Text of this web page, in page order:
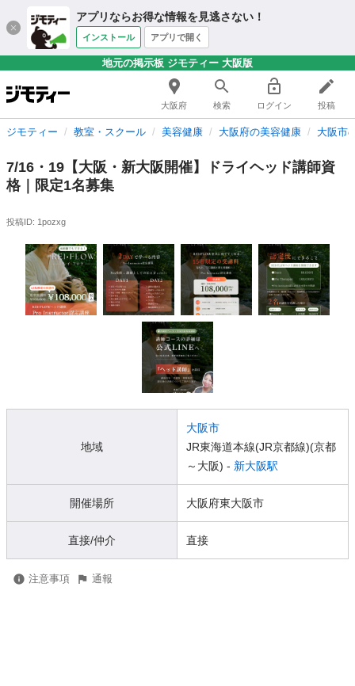
アプリならお得な情報を見逃さない！
インストール アプリで開く
地元の掲示板 ジモティー 大阪版
大阪府 検索 ログイン 投稿
ジモティー 教室・スクール 美容健康 大阪府の美容健康 大阪市
7/16・19【大阪・新大阪開催】ドライヘッド講師資
格｜限定1名募集
投稿ID: 1pozxg
地域
大阪市
JR東海道本線(JR京都線)(京都
～大阪) - 新大阪駅
開催場所 大阪府東大阪市
直接/仲介 直接
注意事項 通報